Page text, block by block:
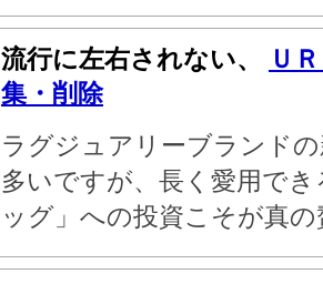
流行に左右されない、
Ｕ
集・削除
ラグジュアリーブランド
多いですが、長く愛用で
ッグ」への投資こそが真